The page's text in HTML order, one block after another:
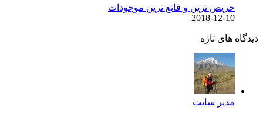
حریص ترین و قانع ترین موجودات
2018-12-10
دیدگاه های تازه
مدیر سایت